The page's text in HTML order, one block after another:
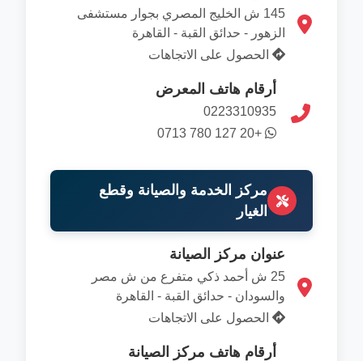
145 ش الخليج المصري بجوار مستشفى
الزهور - حدائق القبة - القاهرة
الحصول على الاتجاهات
أرقام هاتف المعرض
0223310935
+20 127 780 0713
مركز الخدمة والصيانة وقطع
الغيار
عنوان مركز الصيانة
25 ش أحمد ذكي متفرع من ش مصر
والسودان - حدائق القبة - القاهرة
الحصول على الاتجاهات
أرقام هاتف مركز الصيانة